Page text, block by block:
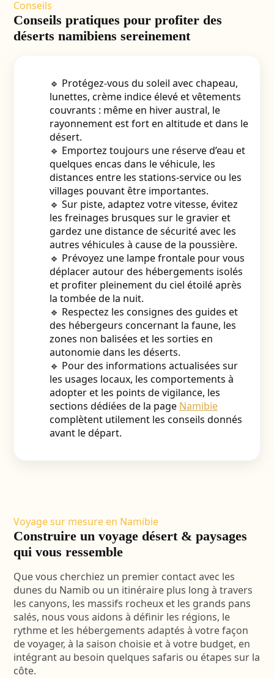
Conseils
Conseils pratiques pour profiter des
déserts namibiens sereinement
🔹 Protégez-vous du soleil avec chapeau,
lunettes, crème indice élevé et vêtements
couvrants : même en hiver austral, le
rayonnement est fort en altitude et dans le
désert.
🔹 Emportez toujours une réserve d’eau et
quelques encas dans le véhicule, les
distances entre les stations-service ou les
villages pouvant être importantes.
🔹 Sur piste, adaptez votre vitesse, évitez
les freinages brusques sur le gravier et
gardez une distance de sécurité avec les
autres véhicules à cause de la poussière.
🔹 Prévoyez une lampe frontale pour vous
déplacer autour des hébergements isolés
et profiter pleinement du ciel étoilé après
la tombée de la nuit.
🔹 Respectez les consignes des guides et
des hébergeurs concernant la faune, les
zones non balisées et les sorties en
autonomie dans les déserts.
🔹 Pour des informations actualisées sur
les usages locaux, les comportements à
adopter et les points de vigilance, les
sections dédiées de la page Namibie
complètent utilement les conseils donnés
avant le départ.
Voyage sur mesure en Namibie
Construire un voyage désert & paysages
qui vous ressemble
Que vous cherchiez un premier contact avec les
dunes du Namib ou un itinéraire plus long à travers
les canyons, les massifs rocheux et les grands pans
salés, nous vous aidons à définir les régions, le
rythme et les hébergements adaptés à votre façon
de voyager, à la saison choisie et à votre budget, en
intégrant au besoin quelques safaris ou étapes sur la
côte.